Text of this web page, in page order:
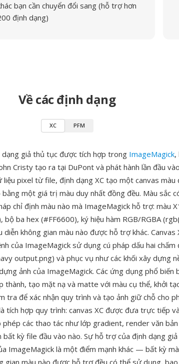
bạn cần chuyển đổi sang (hỗ trợ hơn
định dạng)
Về các định dạng
XC PFM
dạng giả thủ tục được tích hợp trong ImageMagick,
Cristy tạo ra tại DuPont và phát hành lần đầu
pixel từ file, định dạng XC tạo một canvas màu
một giá trị màu duy nhất đồng đều. Màu sắc
chỉ định màu nào mà ImageMagick hỗ trợ: màu
ba hex (#FF6600), ký hiệu hàm RGB/RGBA
diễn không gian màu nào được hỗ trợ khác. Canvas
của ImageMagick sử dụng cú pháp dấu hai chấm
output.png) và phục vụ như các khối xây dựng
ảnh của ImageMagick. Các ứng dụng phổ biến
thành, tạo mặt nạ và matte với màu cụ thể, khởi
tra để xác nhận quy trình và tạo ảnh giữ chỗ cho
tích hợp quy trình: canvas XC được đưa trực tiếp
các thao tác như lớp gradient, render văn
bất kỳ file đầu vào nào. Sự hỗ trợ của định dạng
ImageMagick là một điểm mạnh khác — bất kỳ
gian màu nào được hỗ trợ đều có thể sử dụng,